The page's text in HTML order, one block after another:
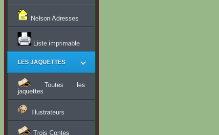
Nelson Adresses
Liste imprimable
LES JAQUETTES
Toutes les
jaquettes
Illustrateurs
Trois Contes